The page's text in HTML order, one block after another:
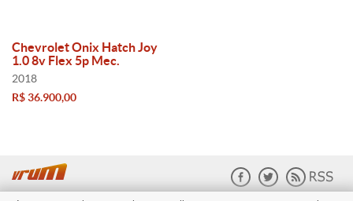
Chevrolet Onix Hatch Joy
1.0 8v Flex 5p Mec.
2018
R$ 36.900,00